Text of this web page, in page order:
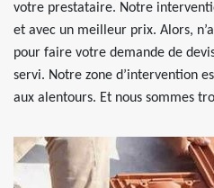
votre prestataire. Notre
et avec un meilleur prix. Alors,
pour faire votre demande de
servi. Notre zone d’intervention
aux alentours. Et nous sommes